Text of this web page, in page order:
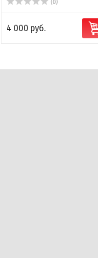
(0)
4 000 руб.